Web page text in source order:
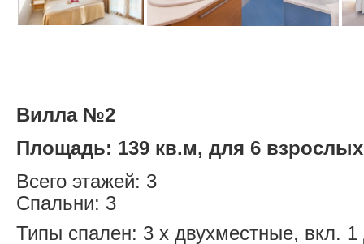
Вилла №2
Площадь: 139 кв.м, для 6
Всего этажей: 3
Спальни: 3
Типы спален: 3 x двухместные, вкл. 1